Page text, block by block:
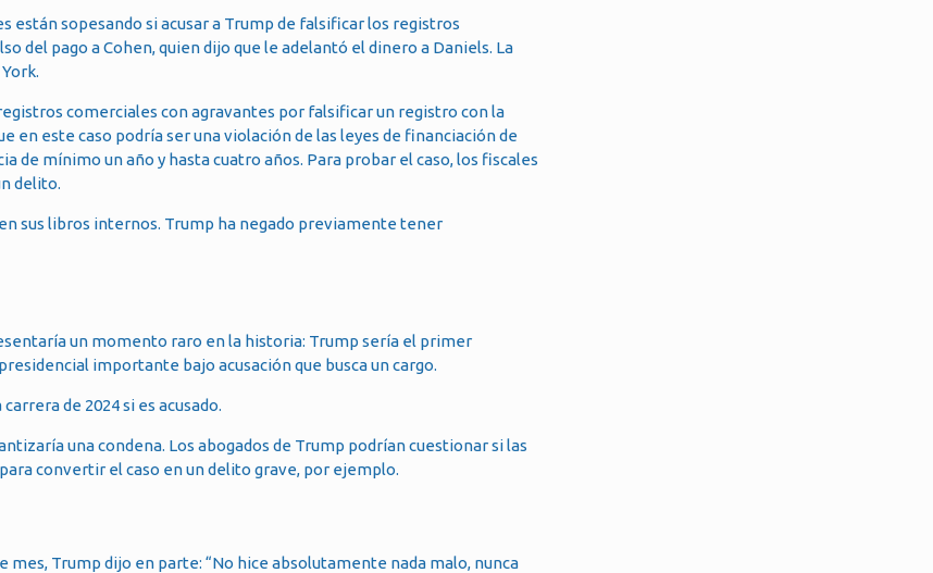
están sopesando si acusar a Trump de falsificar los registros
del pago a Cohen, quien dijo que le adelantó el dinero a Daniels. La
comerciales con agravantes por falsificar un registro con la
este caso podría ser una violación de las leyes de financiación de
de mínimo un año y hasta cuatro años. Para probar el caso, los fiscales
delito.
sus libros internos. Trump ha negado previamente tener
un momento raro en la historia: Trump sería el primer
importante bajo acusación que busca un cargo.
de 2024 si es acusado.
una condena. Los abogados de Trump podrían cuestionar si las
convertir el caso en un delito grave, por ejemplo.
mes, Trump dijo en parte: “No hice absolutamente nada malo, nunca